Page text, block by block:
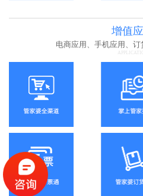
增值
电商应用、手机应用、